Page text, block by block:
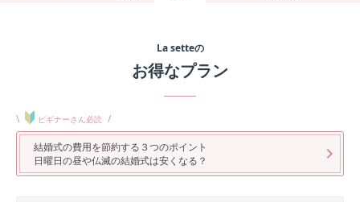
La setteの
お得なプラン
\ ビギナーさん必読 /
結婚式の費用を節約する３つのポイント
日曜日の昼や仏滅の結婚式は安くなる？